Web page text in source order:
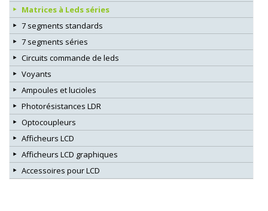
Matrices à Leds séries
7 segments standards
7 segments séries
Circuits commande de leds
Voyants
Ampoules et lucioles
Photorésistances LDR
Optocoupleurs
Afficheurs LCD
Afficheurs LCD graphiques
Accessoires pour LCD